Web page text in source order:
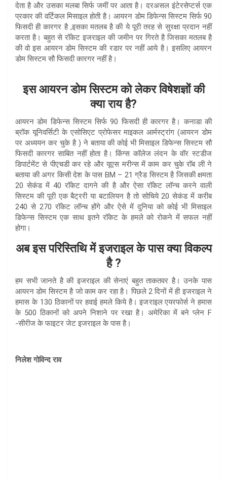
देता है और उसका मलबा सिर्फ जमीं पर आता है। दरअसल इंटेरसेप्टर्स एक
प्रकार की वर्टिकल मिसाइल होती है। आयरन डोम डिफेन्स सिस्टम सिर्फ 90
फिसदी ही कारगर है ,इसका मतलब है की ये पूरी तरह से सुरक्षा प्रदान नहीं
करता है। बहुत से रॉकेट इजराइल की जमीन पर गिरते है जिसका मतलब है
की वो इस आयरन डोम सिस्टम की रडार पर नहीं आये है। इसलिए आयरन
डोम सिस्टम सौ फिसदी कारगर नहीं है।
इस आयरन डोम सिस्टम को लेकर विषेशज्ञों की
क्या राय है?
आयरन डोम डिफेन्स सिस्टम सिर्फ 90 फिसदी ही कारगर है। कनाडा की
ब्रॉक यूनिवर्सिटी के एसोसिएट प्रोफेसर माइकल आर्मस्ट्रांग (आयरन डोम
पर अध्ययन कर चुके है ) ने बताया की कोई भी मिसाइल डिफेन्स सिस्टम सौ
फिसदी कारगर साबित नहीं होता है। किंग्स कॉलेज लंदन के वॉर स्टडीज
डिपार्टमेंट से पीएचडी कर रहे और यूएस मरीन्स में काम कर चुके रॉब ली ने
बताया की अगर किसी देश के पास BM – 21 ग्रैड सिस्टम है जिसकी क्षमता
20 सेकंड में 40 रॉकेट दागने की है और ऐसा रॉकेट लॉन्च करने वाली
सिस्टम की पूरी एक बैट्ररी या बटालियन है तो सोचिये 20 सेकंड में करीब
240 से 270 रॉकेट लॉन्च होंगे और ऐसे में दुनिया को कोई भी मिसाइल
डिफेन्स सिस्टम एक साथ इतने रॉकेट के हमले को रोकने में सफल नहीं
होगा।
अब इस परिस्तिथि में इजराइल के पास क्या विकल्प
है ?
हम सभी जानते है की इजराइल की सेनाएं बहुत ताकतवर है। उनके पास
आयरन डोम सिस्टम है जो काम कर रहा है। पिछले 2 दिनों में ही इजराइल ने
हमास के 130 ठिकानों पर हवाई हमले किये है। इजराइल एयरफोर्स ने हमास
के 500 ठिकानों को अपने निशाने पर रखा है। अमेरिका में बने प्लेन F
-सीरीज के फाइटर जेट इजराइल के पास है।
निलेश गोविन्द राव